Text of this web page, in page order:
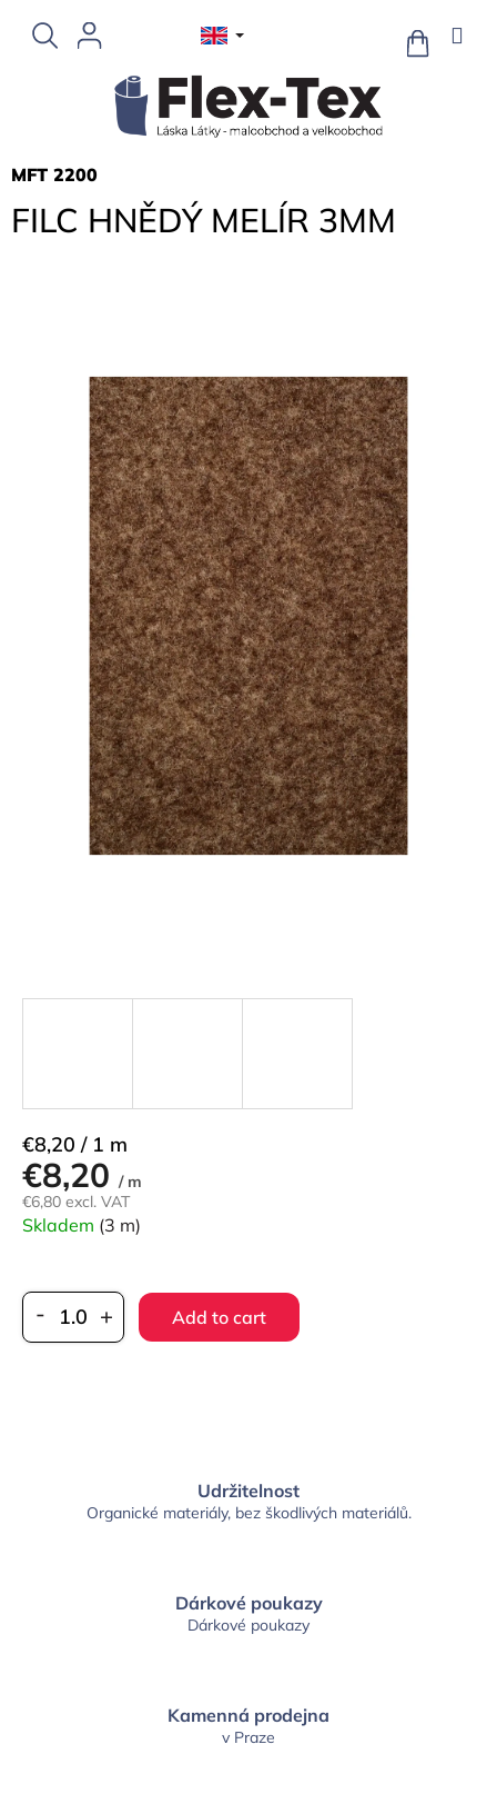
content
CART
FILC HNĚDÝ MELÍR 3MM
MFT 2200
€8,20 / m
€6,80 excl. VAT
Measure
price:
€8,20 / 1 m
Skladem (3 m)
Add to cart
Udržitelnost
Organické materiály, bez škodlivých materiálů.
Dárkové poukazy
Dárkové poukazy
Kamenná prodejna
v Praze